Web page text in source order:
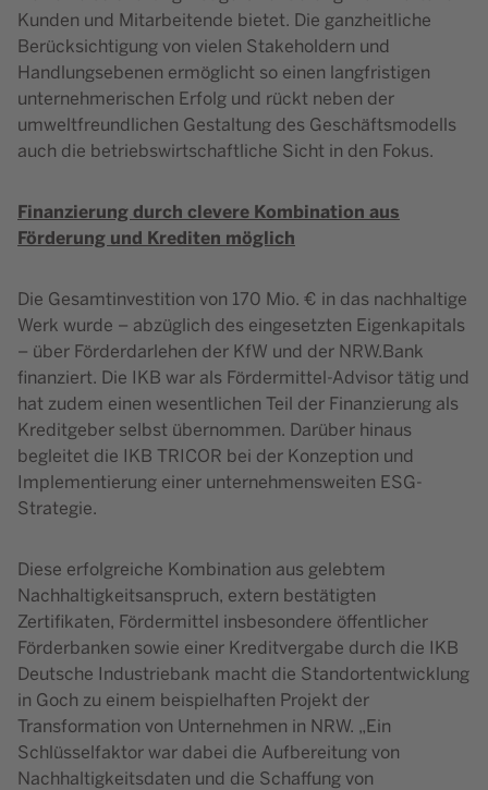
Kunden und Mitarbeitende bietet. Die ganzheitliche
Berücksichtigung von vielen Stakeholdern und
Handlungsebenen ermöglicht so einen langfristigen
unternehmerischen Erfolg und rückt neben der
umweltfreundlichen Gestaltung des Geschäftsmodells
auch die betriebswirtschaftliche Sicht in den Fokus.
Finanzierung durch clevere Kombination aus
Förderung und Krediten möglich
Die Gesamtinvestition von 170 Mio. € in das nachhaltige
Werk wurde – abzüglich des eingesetzten Eigenkapitals
– über Förderdarlehen der KfW und der NRW.Bank
finanziert. Die IKB war als Fördermittel-Advisor tätig und
hat zudem einen wesentlichen Teil der Finanzierung als
Kreditgeber selbst übernommen. Darüber hinaus
begleitet die IKB TRICOR bei der Konzeption und
Implementierung einer unternehmensweiten ESG-
Strategie.
Diese erfolgreiche Kombination aus gelebtem
Nachhaltigkeitsanspruch, extern bestätigten
Zertifikaten, Fördermittel insbesondere öffentlicher
Förderbanken sowie einer Kreditvergabe durch die IKB
Deutsche Industriebank macht die Standortentwicklung
in Goch zu einem beispielhaften Projekt der
Transformation von Unternehmen in NRW. „Ein
Schlüsselfaktor war dabei die Aufbereitung von
Nachhaltigkeitsdaten und die Schaffung von